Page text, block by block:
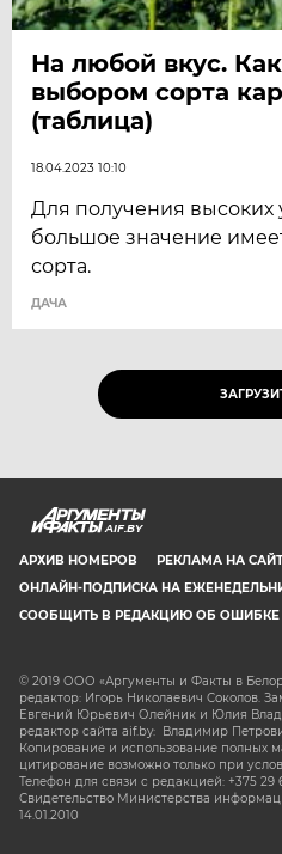
На любой вкус.
выбором сорта
(таблица)
18.04.2023 10:10
Для получения высоких
большое значение
сорта.
ДАЧА
AIF.BY
АРХИВ НОМЕРОВ РЕКЛАМА НА
ОНЛАЙН-ПОДПИСКА НА
СООБЩИТЬ В РЕДАКЦИЮ ОБ ОШИБКЕ
© 2019 ООО «Аргументы и Факты в
редактор: Игорь Николаевич Соколов.
Евгений Юрьевич Олейник и Юлия
редактор сайта aif.by: Владимир
Копирование и использование полных
цитирование возможно только при
Телефон для связи с редакцией: +375 29
Свидетельство Министерства
14.01.2010